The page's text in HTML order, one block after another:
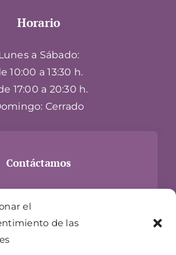
el
de las
Horario
a Sábado:
10:00 a 13:30 h.
17:00 a 20:30 h.
Cerrado
Contáctamos
Blanes, Girona
T- 872 073 983